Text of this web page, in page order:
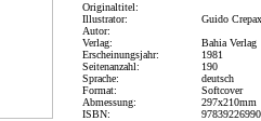
Originaltitel:
Illustrator:
Autor:
Verlag:
Erscheinungsjahr:
Seitenanzahl:
Sprache:
Format:
Abmessung:
ISBN:
Guido
Bahia Verlag
1981
190
deutsch
Softcover
297x210mm